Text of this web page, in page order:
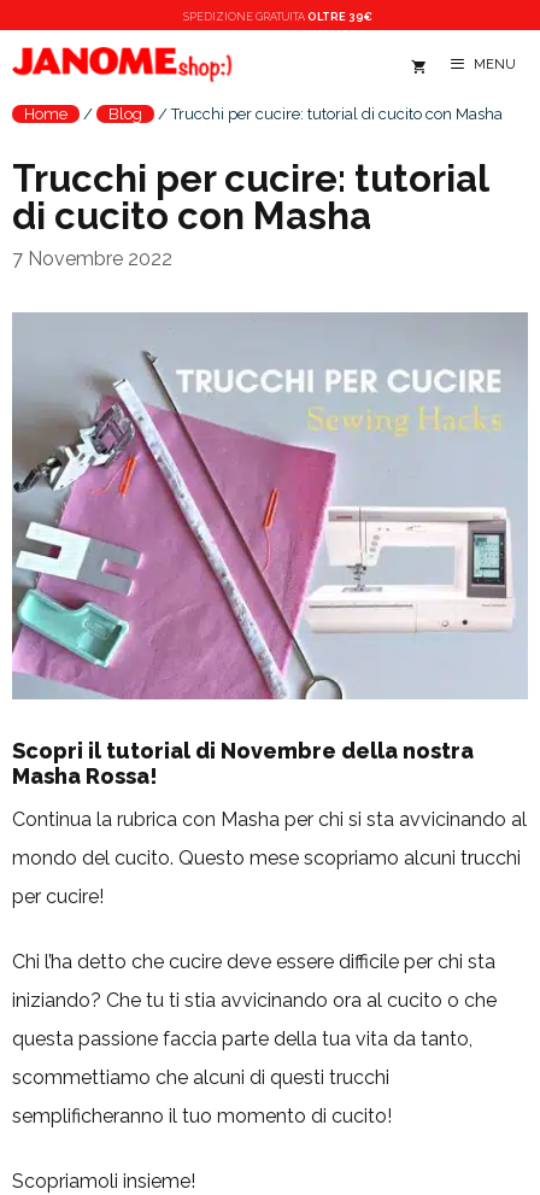
SPEDIZIONE GRATUITA OLTRE 39€
MENU
Home / Blog /Trucchi per cucire: tutorial di cucito con Masha
Trucchi per cucire: tutorial
di cucito con Masha
7 Novembre 2022
Scopri il tutorial di Novembre della nostra
Masha Rossa!
Continua la rubrica con Masha per chi si sta avvicinando al
mondo del cucito. Questo mese scopriamo alcuni trucchi
per cucire!
Chi l’ha detto che cucire deve essere difficile per chi sta
iniziando? Che tu ti stia avvicinando ora al cucito o che
questa passione faccia parte della tua vita da tanto,
scommettiamo che alcuni di questi trucchi
semplificheranno il tuo momento di cucito!
Scopriamoli insieme!